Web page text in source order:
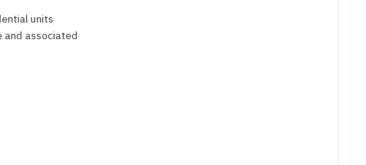
units
and associated